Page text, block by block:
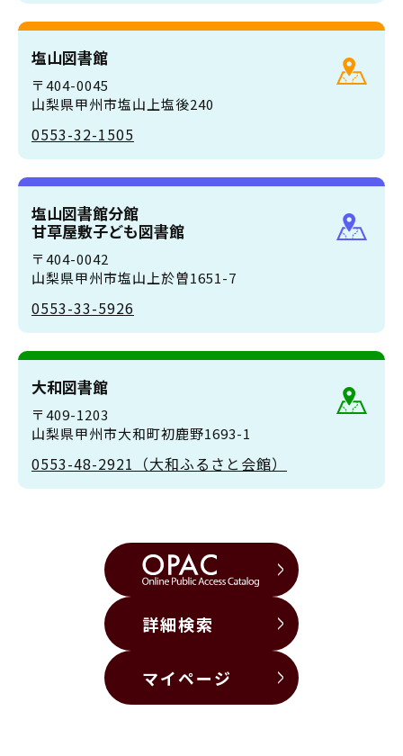
塩山図書館
〒404-0045
山梨県甲州市塩山上塩後240
0553-32-1505
塩山図書館分館
甘草屋敷子ども図書館
〒404-0042
山梨県甲州市塩山上於曽1651-7
0553-33-5926
大和図書館
〒409-1203
山梨県甲州市大和町初鹿野1693-1
0553-48-2921（大和ふるさと会館）
詳細検索
マイページ